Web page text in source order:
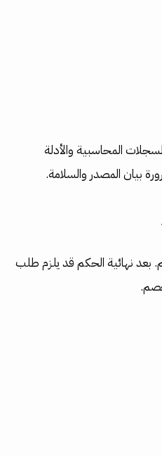
المحاسبية والأدلة
بيان المصدر والسلامة.
بعد نهائية الحكم قد يلزم طلب